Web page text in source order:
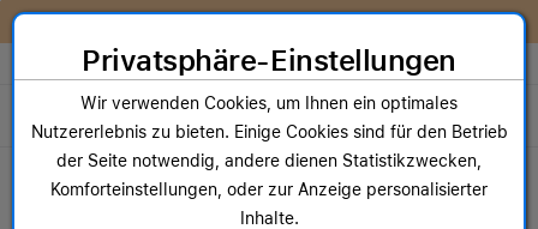
Zum Inhalt springen [AK + 0]
Zum Hauptmenü springen [AK + 1]
Zum Widget-Menü rechts springen [AK + 2]
Zum Hauptmenü springen [AK + 3]
Zum Hauptmenü (oben rechts) springen [AK + 4]
Zum Hauptmenü (unten rechts) springen [AK + 5]
Zum Hauptmenü (zentriert) springen [AK + 6]
Zum Meta-Menü oben (links) springen [AK + 7]
Zu den Inhalten im Fußbereich springen [AK + 8]
Store auswählen
Toggle navigation
Dein Warenkorb
Noch keine Artikel im Einkaufswagen.
Privatsphäre-Einstellungen
Wir verwenden Cookies, um Ihnen ein optimales
Nutzererlebnis zu bieten. Einige Cookies sind für den Betrieb
der Seite notwendig, andere dienen Statistikzwecken,
Komforteinstellungen, oder zur Anzeige personalisierter
Inhalte.